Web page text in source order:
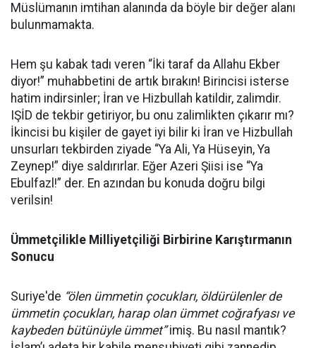
Müslümanın imtihan alanında da böyle bir değer alanı
bulunmamakta.
Hem şu kabak tadı veren “İki taraf da Allahu Ekber
diyor!” muhabbetini de artık bırakın! Birincisi isterse
hatim indirsinler; İran ve Hizbullah katildir, zalimdir.
IŞİD de tekbir getiriyor, bu onu zalimlikten çıkarır mı?
İkincisi bu kişiler de gayet iyi bilir ki İran ve Hizbullah
unsurları tekbirden ziyade “Ya Ali, Ya Hüseyin, Ya
Zeynep!” diye saldırırlar. Eğer Azeri Şiisi ise “Ya
Ebulfazl!” der. En azından bu konuda doğru bilgi
verilsin!
Ümmetçilikle Milliyetçiliği Birbirine Karıştırmanın
Sonucu
Suriye'de “ölen ümmetin çocukları, öldürülenler de
ümmetin çocukları, harap olan ümmet coğrafyası ve
kaybeden bütünüyle ümmet”imiş. Bu nasıl mantık?